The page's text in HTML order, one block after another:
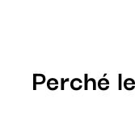
Perché